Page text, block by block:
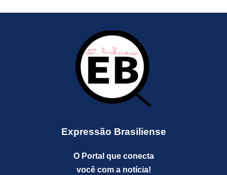
Expressão Brasiliense
O Portal que conecta
você com a notícia!